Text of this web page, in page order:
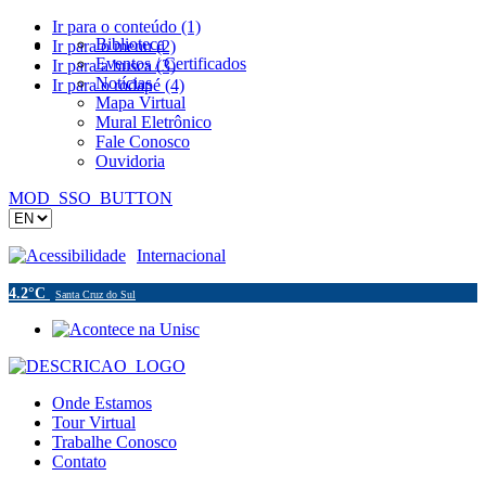
Ir para o conteúdo (1)
Ir para o menu (2)
Ir para a busca (3)
Ir para o rodapé (4)
Biblioteca
Eventos / Certificados
Notícias
Mapa Virtual
Mural Eletrônico
Fale Conosco
Ouvidoria
MOD_SSO_BUTTON
Acessibilidade Internacional
4.2°C Santa Cruz do Sul
Onde Estamos
Tour Virtual
Trabalhe Conosco
Contato